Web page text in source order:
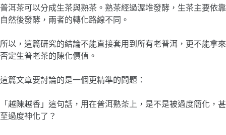
普洱茶可以分成生茶與熟茶。熟茶經過渥堆發酵，生茶主要依靠
自然後發酵，兩者的轉化路線不同。
所以，這篇研究的結論不能直接套用到所有老普洱，更不能拿來
否定生普老茶的陳化價值。
這篇文章要討論的是一個更精準的問題：
「越陳越香」這句話，用在普洱熟茶上，是不是被過度簡化，甚
至過度神化了？